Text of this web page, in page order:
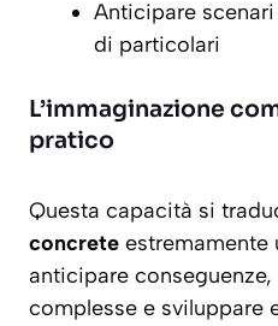
Anticipare
di particolari
L’immaginazione
pratico
Questa capacità si
concrete estremamente
anticipare
complesse e sviluppare